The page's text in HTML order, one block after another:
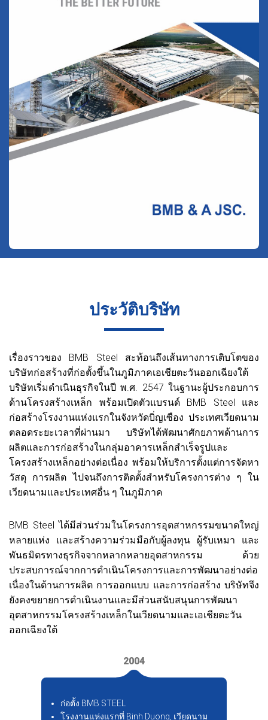
ประวัติบริษัท
เรื่องราวของ BMB Steel สะท้อนถึงเส้นทางการเติบโตของ
บริษัทก่อสร้างที่ก่อตั้งขึ้นในภูมิภาคเอเชียตะวันออกเฉียงใต้
บริษัทเริ่มดำเนินธุรกิจในปี พ.ศ. 2547 ในฐานะผู้ประกอบการ
ด้านโครงสร้างเหล็ก พร้อมเปิดตัวแบรนด์ BMB Steel และ
ก่อสร้างโรงงานแห่งแรกในจังหวัดบิ่ญเซือง ประเทศเวียดนาม
ตลอดระยะเวลาที่ผ่านมา บริษัทได้พัฒนาศักยภาพด้านการ
ผลิตและการก่อสร้างในกลุ่มอาคารเหล็กสำเร็จรูปและ
โครงสร้างเหล็กอย่างต่อเนื่อง พร้อมให้บริการตั้งแต่การจัดหา
วัสดุ การผลิต ไปจนถึงการติดตั้งสำหรับโครงการต่าง ๆ ใน
เวียดนามและประเทศอื่น ๆ ในภูมิภาค
BMB Steel ได้มีส่วนร่วมในโครงการอุตสาหกรรมขนาดใหญ่
หลายแห่ง และสร้างความร่วมมือกับผู้ลงทุน ผู้รับเหมา และ
พันธมิตรทางธุรกิจจากหลากหลายอุตสาหกรรม ด้วย
ประสบการณ์จากการดำเนินโครงการและการพัฒนาอย่างต่อ
เนื่องในด้านการผลิต การออกแบบ และการก่อสร้าง บริษัทจึง
ยังคงขยายการดำเนินงานและมีส่วนสนับสนุนการพัฒนา
อุตสาหกรรมโครงสร้างเหล็กในเวียดนามและเอเชียตะวัน
ออกเฉียงใต้
2004
ก่อตั้ง BMB STEEL
โรงงานแห่งแรกที่ Binh Duong, เวียดนาม